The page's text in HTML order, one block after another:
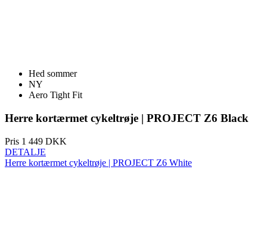
Hed sommer
NY
Aero Tight Fit
Herre kortærmet cykeltrøje | PROJECT Z6 Black
Pris 1 449 DKK
DETALJE
Herre kortærmet cykeltrøje | PROJECT Z6 White